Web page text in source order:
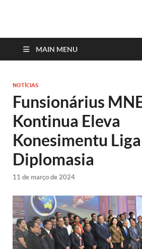
MAIN MENU
NOTÍCIAS
Funsionárius
Kontinua Eleva
Konesimentu
Diplomasia
11 de março de 2024